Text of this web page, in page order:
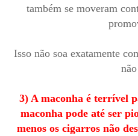
também se moveram
Isso não soa exatamente
3) A maconha é terrível
maconha pode até ser
menos os cigarros não